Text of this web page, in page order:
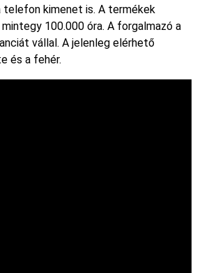
telefon kimenet is. A termékek
100.000 óra. A forgalmazó a
vállal. A jelenleg elérhető
és a fehér.